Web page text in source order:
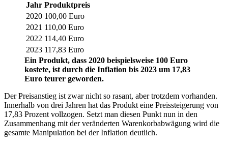
Jahr Produktpreis
2020 100,00 Euro
2021 110,00 Euro
2022 114,40 Euro
2023 117,83 Euro
Ein Produkt, dass 2020 beispielsweise 100 Euro
kostete, ist durch die Inflation bis 2023 um 17,83
Euro teurer geworden.
Der Preisanstieg ist zwar nicht so rasant, aber trotzdem vorhanden.
Innerhalb von drei Jahren hat das Produkt eine Preissteigerung von
17,83 Prozent vollzogen. Setzt man diesen Punkt nun in den
Zusammenhang mit der veränderten Warenkorbabwägung wird die
gesamte Manipulation bei der Inflation deutlich.